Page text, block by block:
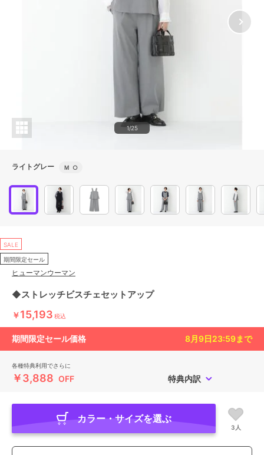
1/25
ライトグレー Ｍ ○
SALE
期間限定セール
ヒューマンウーマン
◆ストレッチビスチェセットアップ
￥15,193 税込
期間限定セール価格 8月9日23:59まで
各種特典利用でさらに
￥3,888 OFF 特典内訳
カラー・サイズを選ぶ
3人